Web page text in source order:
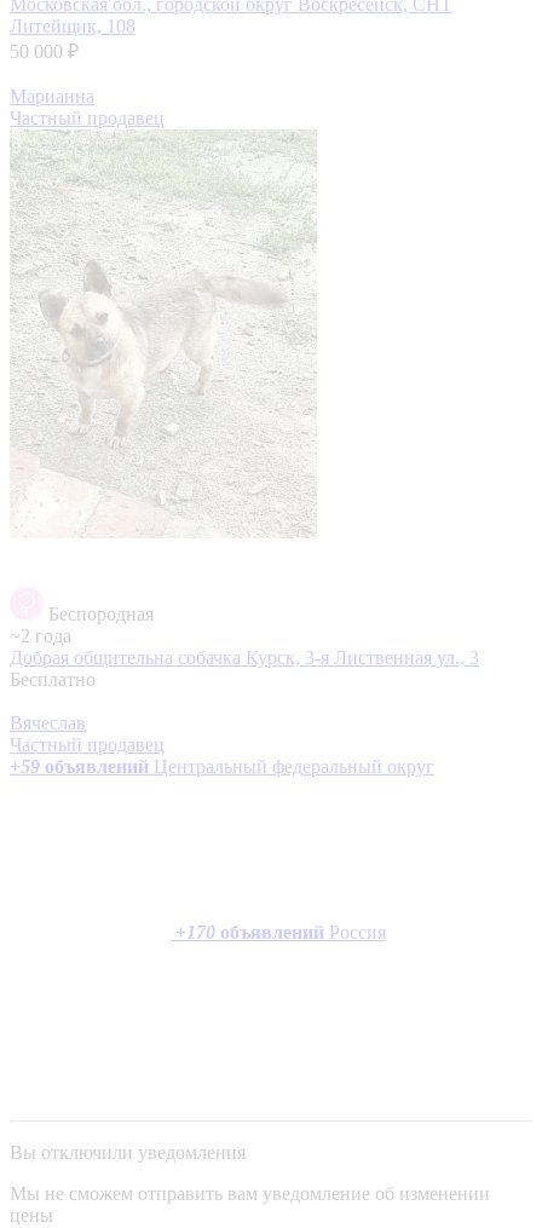
Литейщик, 108
50 000 ₽
Марианна
Частный продавец
Беспородная
~2 года
Добрая общительна собачка Курск, 3-я Лиственная ул., 3
Бесплатно
Вячеслав
Частный продавец
+59 объявлений Центральный федеральный округ
+170 объявлений Россия
Вы отключили уведомления
Мы не сможем отправить вам уведомление об изменении
цены